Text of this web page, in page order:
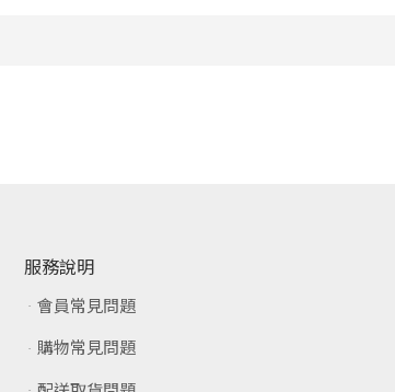
服務說明
會員常見問題
購物常見問題